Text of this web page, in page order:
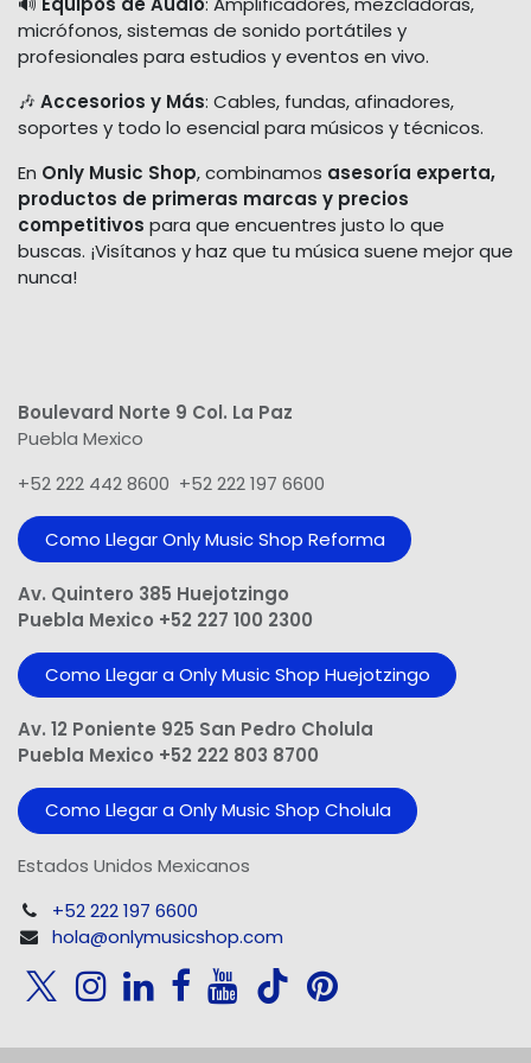
micrófonos, sistemas de sonido portátiles y
profesionales para estudios y eventos en vivo.
🎶 Accesorios y Más: Cables, fundas, afinadores,
soportes y todo lo esencial para músicos y técnicos.
En Only Music Shop, combinamos asesoría experta,
productos de primeras marcas y precios
competitivos para que encuentres justo lo que
buscas. ¡Visítanos y haz que tu música suene mejor que
nunca!
Boulevard Norte 9 Col. La Paz
Puebla Mexico
+52 222 442 8600 +52 222 197 6600
Como Llegar Only Music Shop​ Reforma
Av. Quintero 385 Huejotzingo
Puebla Mexico +52 227 100 2300
Como Llegar a Only Music Shop Huejotzingo
Av. 12 Poniente 925 San Pedro Cholula
Puebla Mexico +52 222 803 8700
Como Llegar a Only Music Shop Cholula
Estados Unidos Mexicanos
+52 222 197 6600
hola@onlymusicshop.com